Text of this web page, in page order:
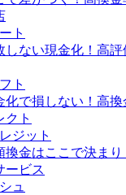
ト
しない現金化！高
ト
化で損しない！高換
クト
ジット
換金はここで決ま
ービス
ュ